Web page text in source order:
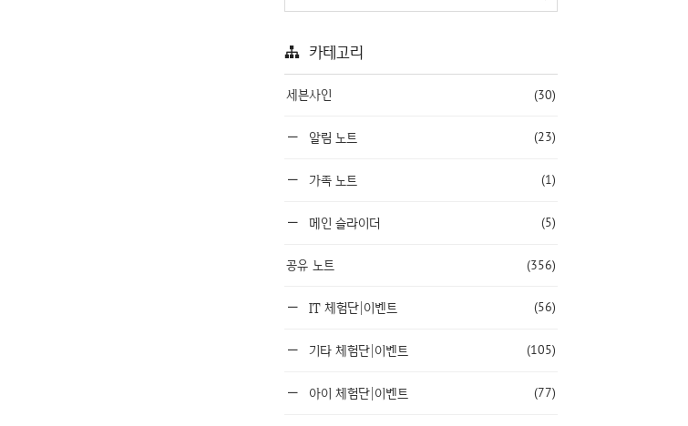
카테고리
세븐사인 (30)
알림 노트 (23)
가족 노트 (1)
메인 슬라이더 (5)
공유 노트 (356)
IT 체험단|이벤트 (56)
기타 체험단|이벤트 (105)
아이 체험단|이벤트 (77)